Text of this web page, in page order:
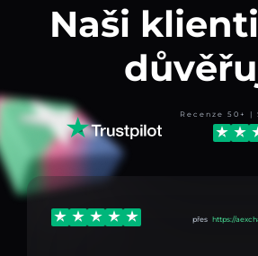
Naši
Recenze 50+ |
přes https://